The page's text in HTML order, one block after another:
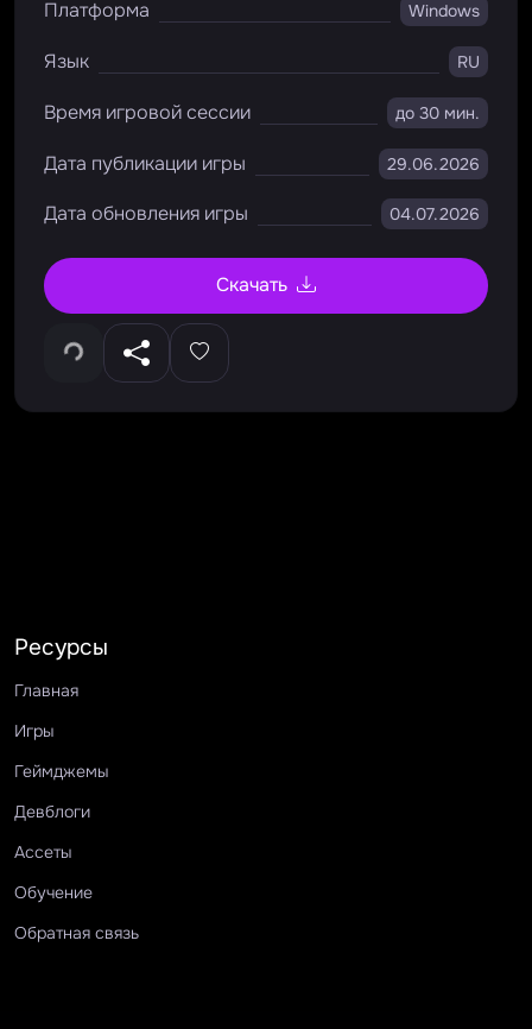
Платформа Windows
Язык RU
Время игровой сессии до 30 мин.
Дата публикации игры 29.06.2026
Дата обновления игры 04.07.2026
Скачать
Ресурсы
Главная
Игры
Геймджемы
Девблоги
Ассеты
Обучение
Обратная связь